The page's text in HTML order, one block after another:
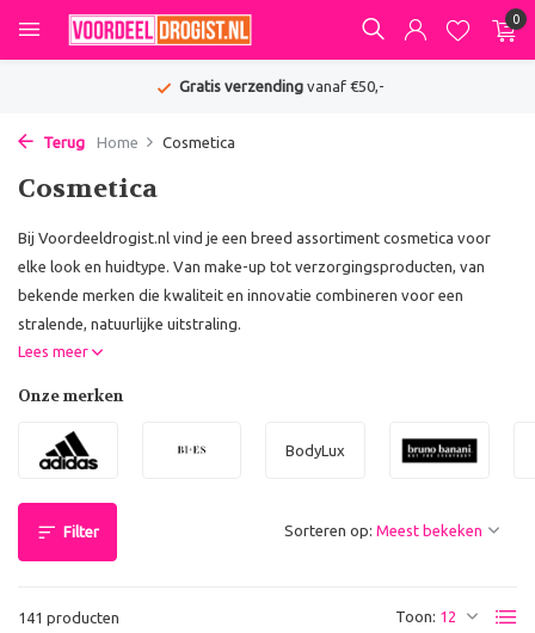
0
De beste deals van NL & BE
Terug Home Cosmetica
Cosmetica
Bij Voordeeldrogist.nl vind je een breed assortiment cosmetica voor
elke look en huidtype. Van make-up tot verzorgingsproducten, van
bekende merken die kwaliteit en innovatie combineren voor een
stralende, natuurlijke uitstraling.
Lees meer
Onze merken
BodyLux
Filter
141 producten Toon:
Sorteren op: